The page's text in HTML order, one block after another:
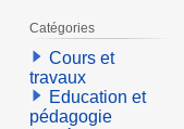
Catégories
Cours et
travaux
Education et
pédagogie